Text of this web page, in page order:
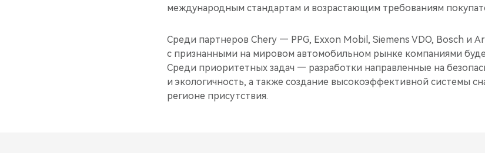
международным стандартам и возрастающим требованиям
Среди партнеров Chery — PPG, Exxon Mobil, Siemens VDO, Bosch и
с признанными на мировом автомобильном рынке компаниями
Среди приоритетных задач — разработки направленные на
и экологичность, а также создание высокоэффективной системы
регионе присутствия.